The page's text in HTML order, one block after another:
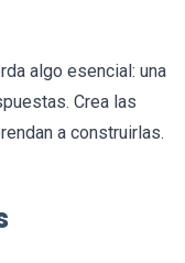
algo esencial: una
Crea las
a construirlas.